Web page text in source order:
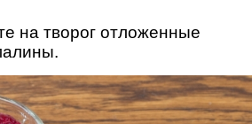
на творог отложенные